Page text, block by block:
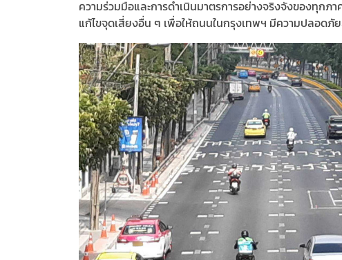
ความร่วมมือและการดำเนินมาตรการอย่างจริงจังของทุกภ
แก้ไขจุดเสี่ยงอื่น ๆ เพื่อให้ถนนในกรุงเทพฯ มีความปลอด